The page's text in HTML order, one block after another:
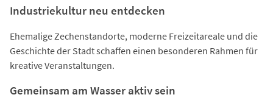
Industriekultur neu entdecken
Ehemalige Zechenstandorte, moderne Freizeitareale und die
Geschichte der Stadt schaffen einen besonderen Rahmen für
kreative Veranstaltungen.
Gemeinsam am Wasser aktiv sein